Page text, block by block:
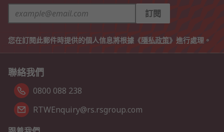
訂閱
您在訂閱此郵件時提供的個人信息將根據《隱私政策》進行處理。
聯絡我們
0800 088 238
RTWEnquiry@rs.rsgroup.com